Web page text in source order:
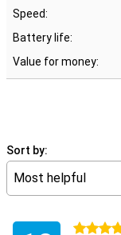
Speed:
Battery life:
Value for money:
Sort by:
Most helpful
5 stars